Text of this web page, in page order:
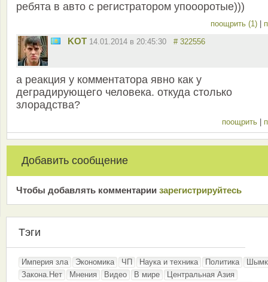
ребята в авто с регистратором упоооротые)))
поощрить (1)
KOT 14.01.2014 в 20:45:30 # 322556
а реакция у комментатора явно как у
деградирующего человека. откуда столько
злорадства?
поощрить
Добавить сообщение
Чтобы добавлять комментарии зарeгиcтрирyйтeсь
Тэги
Империя зла Экономика ЧП Наука и техника Политика
Закона.Нет
Мнения Видео В мире
Центральная Азия